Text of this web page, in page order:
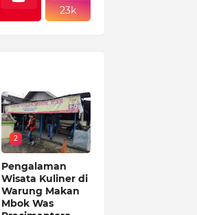
23k
2
Pengalaman
Wisata Kuliner di
Warung Makan
Mbok Was